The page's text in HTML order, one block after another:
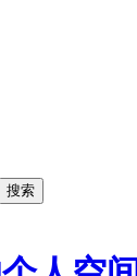
搜索